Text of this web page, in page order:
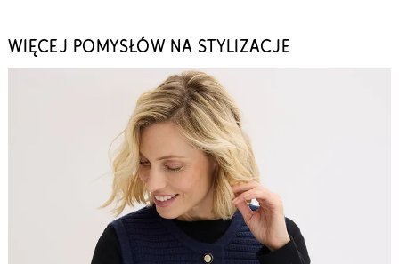
WIĘCEJ POMYSŁÓW NA STYLIZACJE